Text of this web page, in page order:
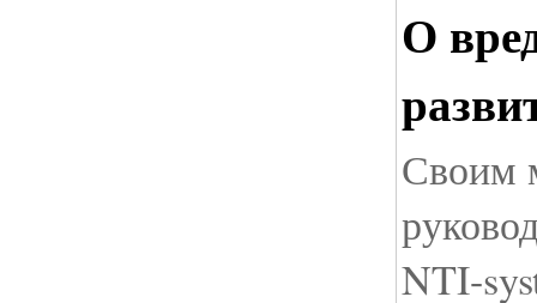
О
Своим
NTI-